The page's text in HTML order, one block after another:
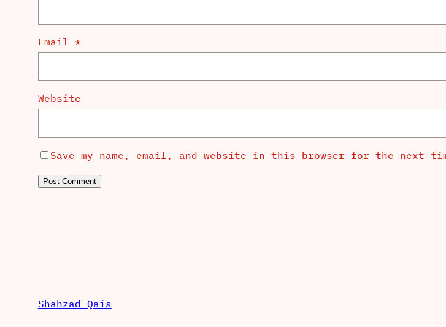
Email *
Website
Save my name, email, and website in this browser for the next
Shahzad Qais